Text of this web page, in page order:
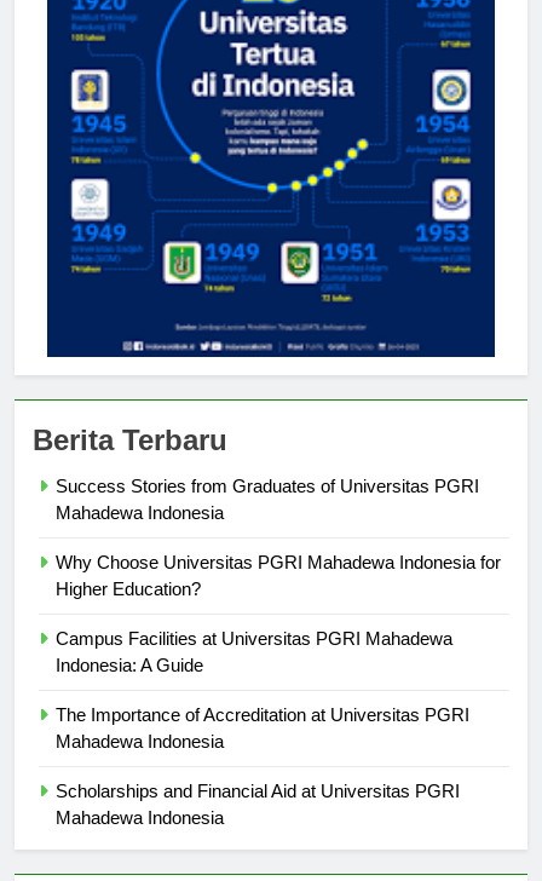
Berita Terbaru
Success Stories from Graduates of Universitas PGRI
Mahadewa Indonesia
Why Choose Universitas PGRI Mahadewa Indonesia for
Higher Education?
Campus Facilities at Universitas PGRI Mahadewa
Indonesia: A Guide
The Importance of Accreditation at Universitas PGRI
Mahadewa Indonesia
Scholarships and Financial Aid at Universitas PGRI
Mahadewa Indonesia